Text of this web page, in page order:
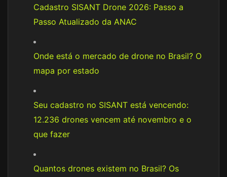
Cadastro SISANT Drone 2026: Passo a
Passo Atualizado da ANAC
Onde está o mercado de drone no Brasil? O
mapa por estado
Seu cadastro no SISANT está vencendo:
12.236 drones vencem até novembro e o
que fazer
Quantos drones existem no Brasil? Os